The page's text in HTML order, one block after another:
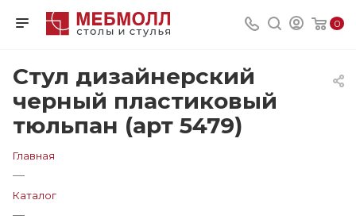
0
Стул дизайнерский
черный пластиковый
тюльпан (арт 5479)
Главная
—
Каталог
—